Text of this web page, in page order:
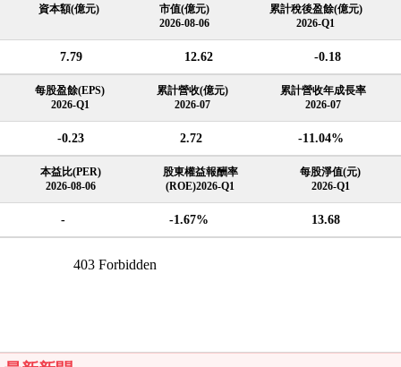
資本額(億元)
市值(億元)
2026-08-06
累計稅後盈餘(億元)
2026-Q1
7.79 12.62 -0.18
每股盈餘(EPS)
2026-Q1
累計營收(億元)
2026-07
累計營收年成長率
2026-07
-0.23 2.72 -11.04%
本益比(PER)
2026-08-06
股東權益報酬率
(ROE)2026-Q1
每股淨值(元)
2026-Q1
- -1.67% 13.68